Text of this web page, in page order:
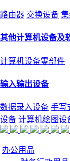
路由器 交换设备
其他计算机设备及
计算机设备零部件
输入输出设备
数据录入设备 手写
设备 计算机绘图设
办公用品